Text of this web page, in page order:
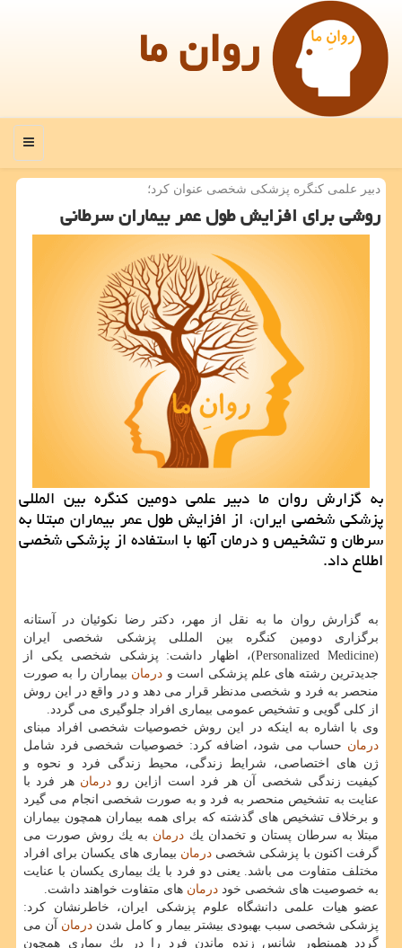
روان ما
منو
دبیر علمی كنگره پزشكی شخصی عنوان كرد؛
روشی برای افزایش طول عمر بیماران سرطانی
به گزارش روان ما دبیر علمی دومین كنگره بین المللی
پزشكی شخصی ایران، از افزایش طول عمر بیماران مبتلا به
سرطان و تشخیص و درمان آنها با استفاده از پزشكی شخصی
اطلاع داد.
به گزارش روان ما به نقل از مهر، دكتر رضا نكوئیان در آستانه
برگزاری دومین كنگره بین المللی پزشكی شخصی ایران
(Personalized Medicine)، اظهار داشت: پزشكی شخصی یكی از
جدیدترین رشته های علم پزشكی است و درمان بیماران را به صورت
منحصر به فرد و شخصی مدنظر قرار می دهد و در واقع در این روش
از كلی گویی و تشخیص عمومی بیماری افراد جلوگیری می گردد.
وی با اشاره به اینكه در این روش خصوصیات شخصی افراد مبنای
درمان حساب می شود، اضافه كرد: خصوصیات شخصی فرد شامل
ژن های اختصاصی، شرایط زندگی، محیط زندگی فرد و نحوه و
كیفیت زندگی شخصی آن هر فرد است ازاین رودرمان هر فرد با
عنایت به تشخیص منحصر به فرد و به صورت شخصی انجام می گیرد
و برخلاف تشخیص های گذشته كه برای همه بیماران همچون بیماران
مبتلا به سرطان پستان و تخمدان یك درمان به یك روش صورت می
گرفت اكنون با پزشكی شخصی درمان بیماری های یكسان برای افراد
مختلف متفاوت می باشد. یعنی دو فرد با یك بیماری یكسان با عنایت
به خصوصیت های شخصی خود درمان های متفاوت خواهند داشت.
عضو هیات علمی دانشگاه علوم پزشكی ایران، خاطرنشان كرد:
پزشكی شخصی سبب بهبودی بیشتر بیمار و كامل شدن درمان آن می
گردد همینطور شانس زنده ماندن فرد را در یك بیماری همچون